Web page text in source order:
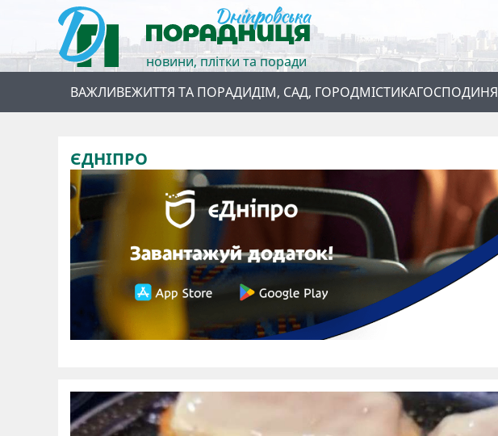
новини, плітки та поради
ВАЖЛИВЕЖИТТЯ ТА ПОРАДИДІМ, САД, ГОРОДМІСТИКАГОСПОДИНЯ
ЄДНІПРО